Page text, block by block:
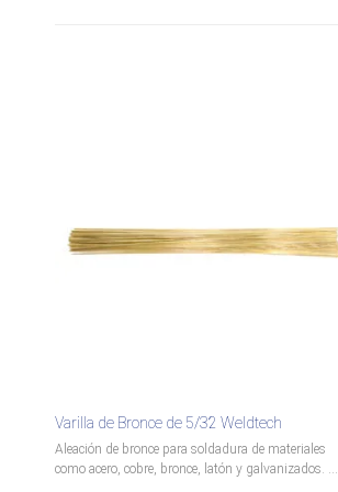
Varilla de Bronce de 5/32 Weldtech
Aleación de bronce para soldadura de materiales
como acero, cobre, bronce, latón y galvanizados. ...